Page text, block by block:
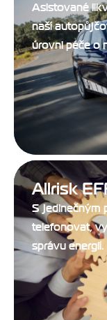
Asistované
naší
úrovni péče o
Allrisk
S jedinečným
telefonovat,
správu energií.